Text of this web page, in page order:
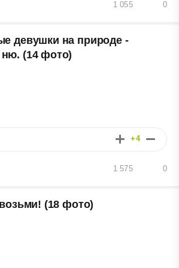
0
1 055
девушки на природе -
(14 фото)
+4
0
1 575
(18 фото)